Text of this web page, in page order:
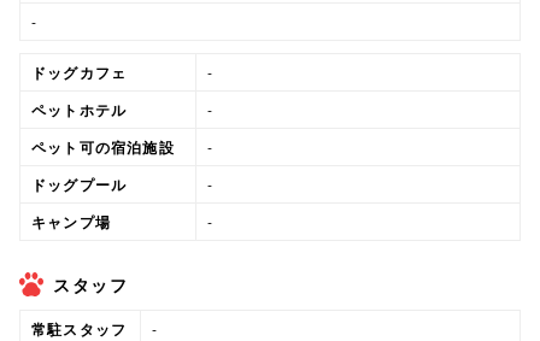
-
ドッグカフェ -
ペットホテル -
ペット可の宿泊施設 -
ドッグプール -
キャンプ場 -
スタッフ
常駐スタッフ -